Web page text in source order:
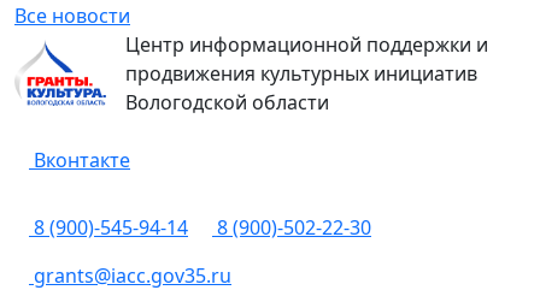
Все новости
Центр информационной поддержки и
продвижения культурных инициатив
Вологодской области
Вконтакте
8 (900)-545-94-14
8 (900)-502-22-30
grants@iacc.gov35.ru